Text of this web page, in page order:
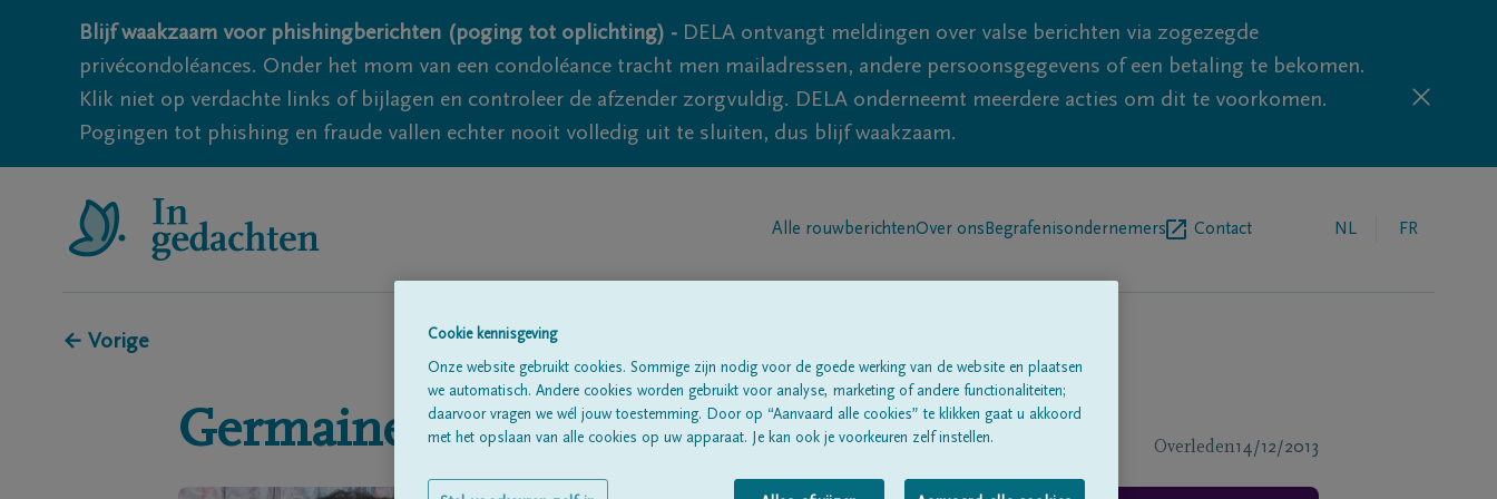
Blijf waakzaam voor phishingberichten (poging tot oplichting) - DELA ontvangt meldingen over valse berichten via zogezegde
privécondoléances. Onder het mom van een condoléance tracht men mailadressen, andere persoonsgegevens of een betaling te bekomen.
Klik niet op verdachte links of bijlagen en controleer de afzender zorgvuldig. DELA onderneemt meerdere acties om dit te voorkomen.
Pogingen tot phishing en fraude vallen echter nooit volledig uit te sluiten, dus blijf waakzaam.
Alle rouwberichtenOver ons Begrafenisondernemers Contact NL FR
← Vorige
Germaine Vanluyten Overleden14/12/2013
Cookie kennisgeving
Onze website gebruikt cookies. Sommige zijn nodig voor de goede werking van de website en plaatsen
we automatisch. Andere cookies worden gebruikt voor analyse, marketing of andere functionaliteiten;
daarvoor vragen we wél jouw toestemming. Door op “Aanvaard alle cookies” te klikken gaat u akkoord
met het opslaan van alle cookies op uw apparaat. Je kan ook je voorkeuren zelf instellen.